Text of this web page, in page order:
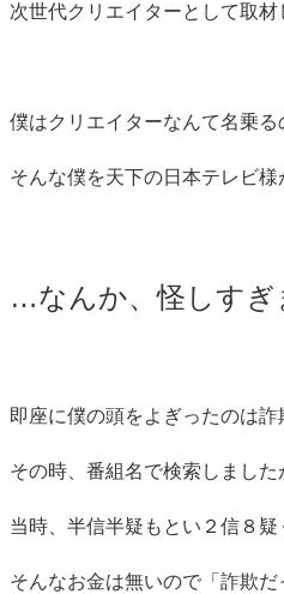
次世代クリエイターとして取材
僕はクリエイターなんて名乗
そんな僕を天下の日本テレビ様
…なんか、怪しすぎ
即座に僕の頭をよぎったのは詐
その時、番組名で検索しまし
当時、半信半疑もとい２信８
そんなお金は無いので「詐欺